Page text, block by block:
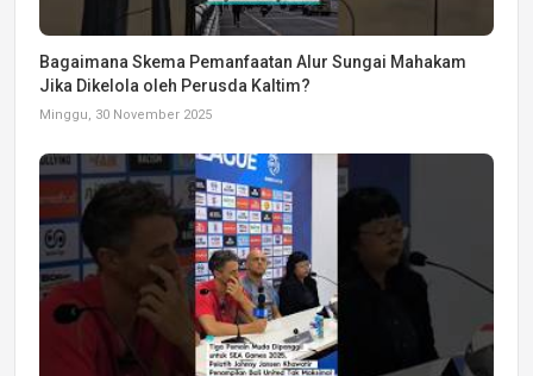
Bagaimana Skema Pemanfaatan Alur Sungai Mahakam
Jika Dikelola oleh Perusda Kaltim?
Minggu, 30 November 2025